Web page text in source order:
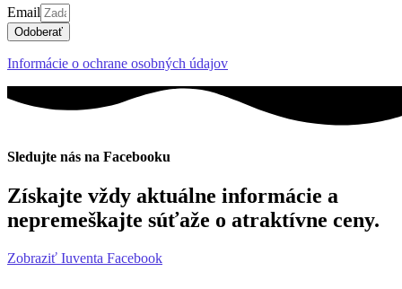
Email
Odoberať
Informácie o ochrane osobných údajov
Sledujte nás na Facebooku
Získajte vždy aktuálne informácie a
nepremeškajte súťaže o atraktívne ceny.
Zobraziť Iuventa Facebook